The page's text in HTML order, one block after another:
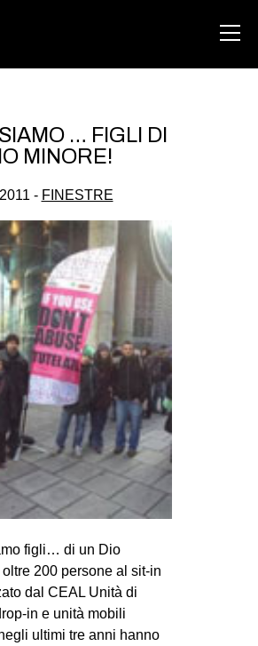
ABOUT
AREA
DEGENERAZIONE
GAZA FREESTYLE
CSOA LAMBRETTA
MSM
TSUNAMI
ZAM
MILANO
MOBILITAZIONI
SPAZI
SPORT POPOLARE
AMBIENTE
ANTIFASCISMO
DIRITTO ALL’ABITARE
… FIGLI DI
MINORE!
- FINESTRE
figli… di un Dio
oltre 200 persone al sit-in
dal CEAL Unità di
in e unità mobili
ultimi tre anni hanno